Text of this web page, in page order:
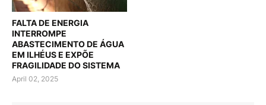
FALTA DE ENERGIA
INTERROMPE
ABASTECIMENTO DE ÁGUA
EM ILHÉUS E EXPÕE
FRAGILIDADE DO SISTEMA
April 02, 2025